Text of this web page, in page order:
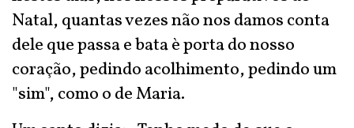
Natal, quantas vezes não nos damos conta
dele que passa e bata è porta do nosso
coração, pedindo acolhimento, pedindo um
"sim", como o de Maria.